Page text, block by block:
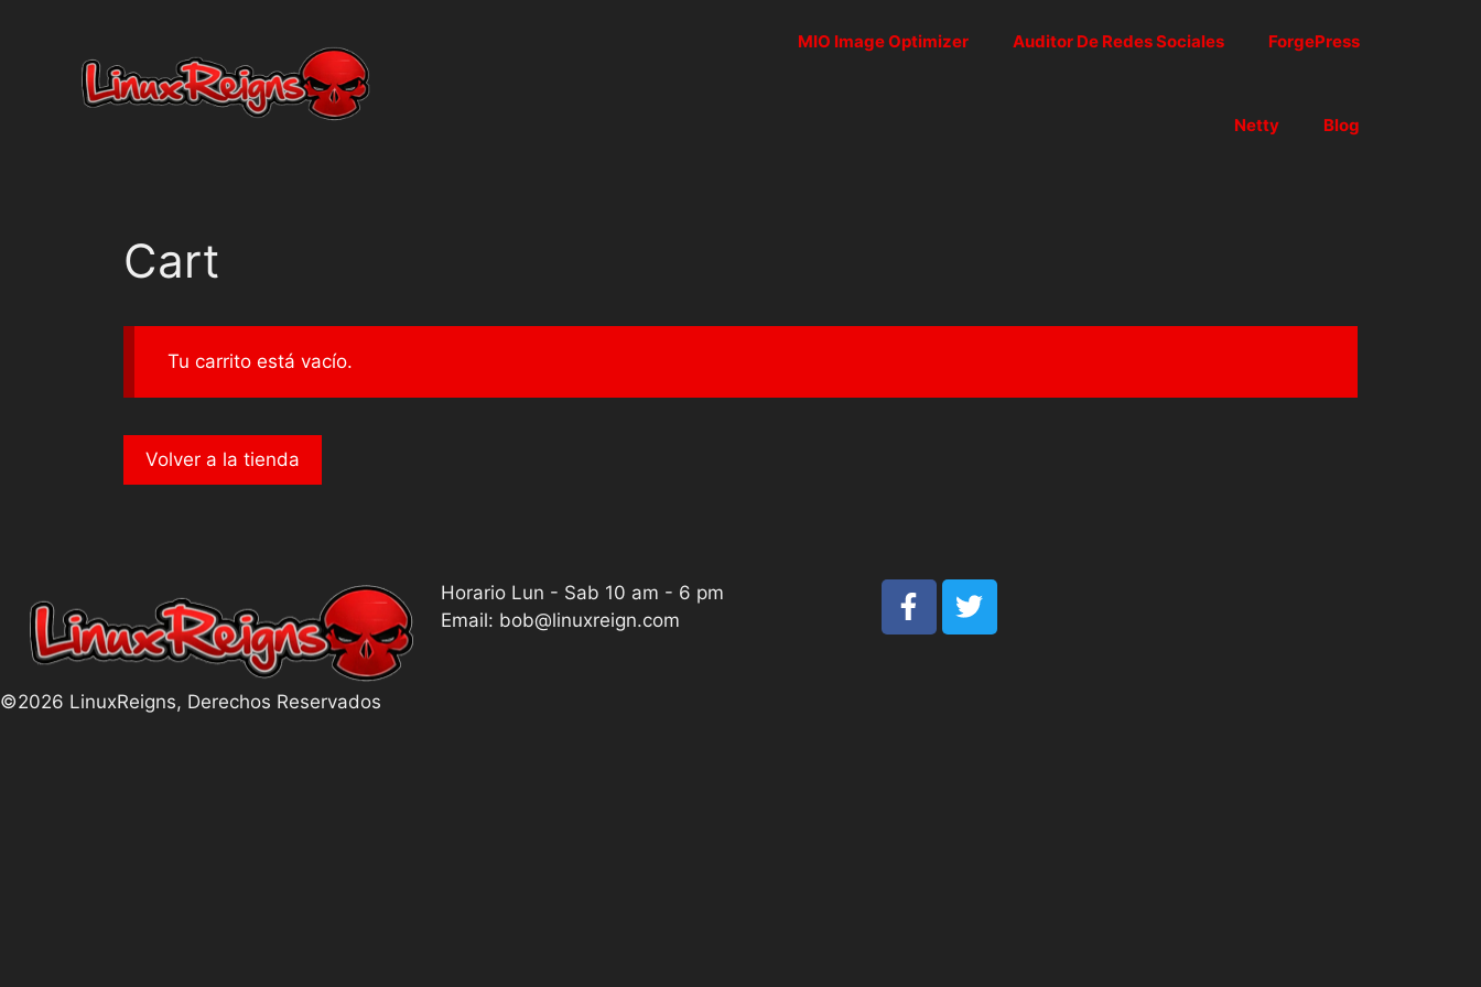
MIO Image Optimizer Auditor De Redes Sociales ForgePress
Netty Blog
Cart
Tu carrito está vacío.
Volver a la tienda
©2026 LinuxReigns, Derechos Reservados
Horario Lun - Sab 10 am - 6 pm
Email: bob@linuxreign.com